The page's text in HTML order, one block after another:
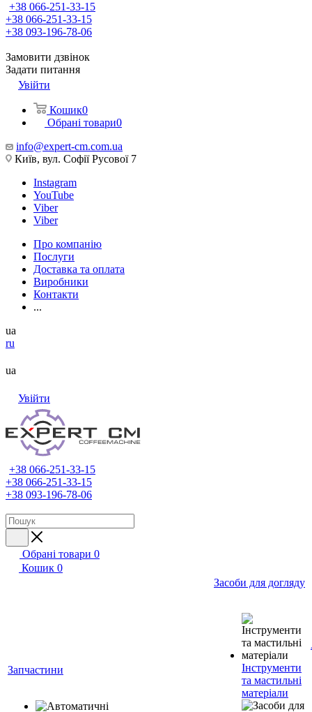
+38 066-251-33-15
+38 066-251-33-15
+38 093-196-78-06
Замовити дзвінок
Задати питання
Увійти
Кошик0
Обрані товари0
info@expert-cm.com.ua
Київ, вул. Софії Русової 7
Instagram
YouTube
Viber
Viber
Про компанію
Послуги
Доставка та оплата
Виробники
Контакти
...
ua
ru
ua
Увійти
+38 066-251-33-15
+38 066-251-33-15
+38 093-196-78-06
Обрані товари 0
Кошик 0
Запчастини
Засоби для догляду
Інструменти
та мастильні
матеріали